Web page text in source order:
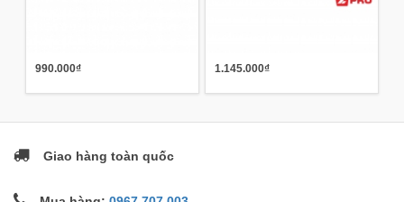
990.000₫ 1.145.000₫
Giao hàng toàn quốc